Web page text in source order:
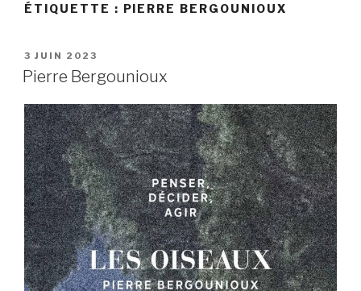
ÉTIQUETTE : PIERRE BERGOUNIOUX
PUBLIÉ
LE
3 JUIN 2023
Pierre Bergounioux